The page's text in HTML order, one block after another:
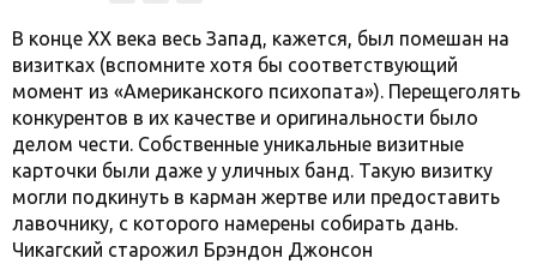
В конце XX века весь Запад, кажется, был помешан на
визитках (вспомните хотя бы соответствующий
момент из «Американского психопата»). Перещеголять
конкурентов в их качестве и оригинальности было
делом чести. Собственные уникальные визитные
карточки были даже у уличных банд. Такую визитку
могли подкинуть в карман жертве или предоставить
лавочнику, с которого намерены собирать дань.
Чикагский старожил Брэндон Джонсон